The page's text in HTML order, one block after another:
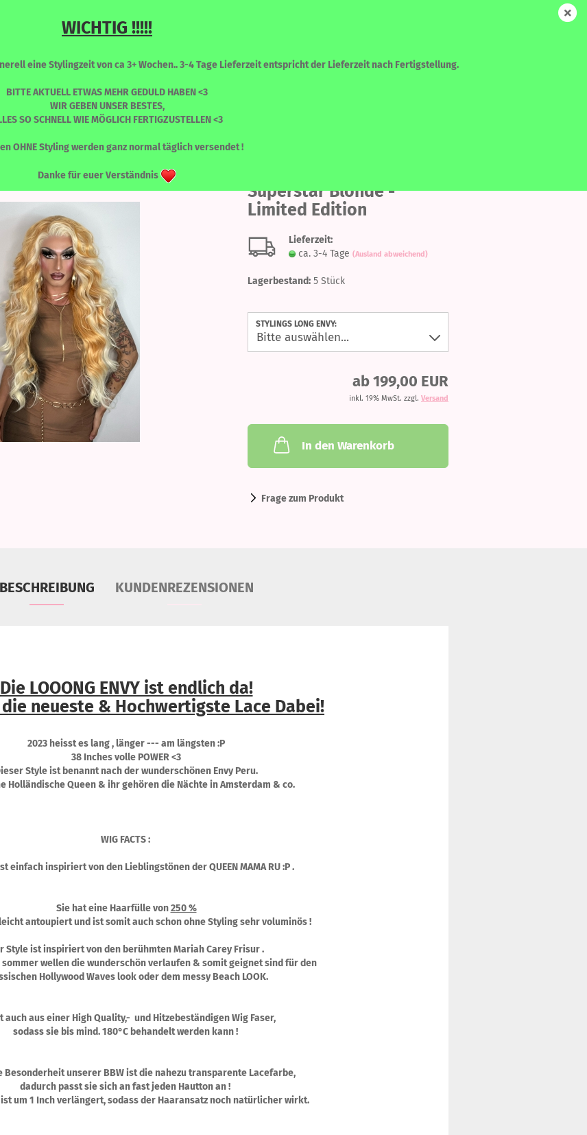
E-Mail
Passwort
Konto erstellen
0,00 EUR
WICHTIG !!!!!
eine Stylingzeit von ca 3+ Wochen.. 3-4 Tage Lieferzeit entspricht der Lieferzeit nach Fertigstellung.
BITTE AKTUELL ETWAS MEHR GEDULD HABEN <3
WIR GEBEN UNSER BESTES,
SO SCHNELL WIE MÖGLICH FERTIGZUSTELLEN <3
OHNE Styling werden ganz normal täglich versendet !
Danke für euer Verständnis
PERÜCKEN - FARBLICH SORTIERT WIMPERN
den
Superstar Blonde -
Limited Edition
Lieferzeit:
ca. 3-4 Tage (Ausland abweichend)
Lagerbestand: 5 Stück
STYLINGS LONG ENVY:
ab 199,00 EUR
inkl. 19% MwSt. zzgl. Versand
In den Warenkorb
Frage zum Produkt
BESCHREIBUNG KUNDENREZENSIONEN
Die LOOONG ENVY ist endlich da!
neueste & Hochwertigste Lace Dabei!
2023 heisst es lang , länger --- am längsten :P
38 Inches volle POWER <3
Style ist benannt nach der wunderschönen Envy Peru.
Holländische Queen & ihr gehören die Nächte in Amsterdam & co.
WIG FACTS :
einfach inspiriert von den Lieblingstönen der QUEEN MAMA RU :P .
Sie hat eine Haarfülle von250 %
antoupiert und ist somit auch schon ohne Styling sehr voluminös !
Style ist inspiriert von den berühmten Mariah Carey Frisur .
sommer wellen die wunderschön verlaufen & somit geignet sind für den
Hollywood Waves look oder dem messy Beach LOOK.
auch aus einer High Quality,- und Hitzebeständigen Wig Faser,
sodass sie bis mind. 180°C behandelt werden kann !
Besonderheit unserer BBW ist die nahezu transparente Lacefarbe,
dadurch passt sie sich an fast jeden Hautton an !
um 1 Inch verlängert, sodass der Haaransatz noch natürlicher wirkt.